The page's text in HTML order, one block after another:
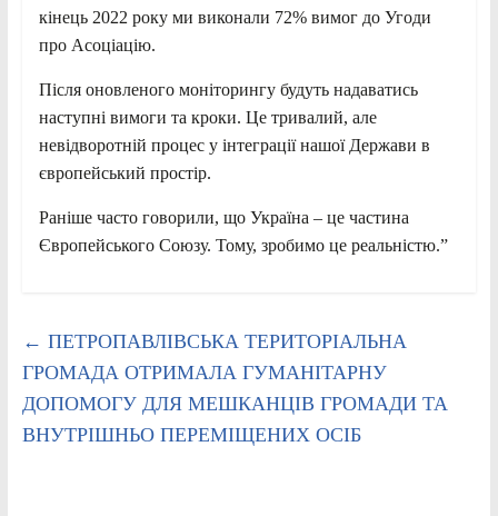
кінець 2022 року ми виконали 72% вимог до Угоди
про Асоціацію.
Після оновленого моніторингу будуть надаватись
наступні вимоги та кроки. Це тривалий, але
невідворотній процес у інтеграції нашої Держави в
європейський простір.
Раніше часто говорили, що Україна – це частина
Європейського Союзу. Тому, зробимо це реальністю.”
← ПЕТРОПАВЛІВСЬКА ТЕРИТОРІАЛЬНА
ГРОМАДА ОТРИМАЛА ГУМАНІТАРНУ
ДОПОМОГУ ДЛЯ МЕШКАНЦІВ ГРОМАДИ ТА
ВНУТРІШНЬО ПЕРЕМІЩЕНИХ ОСІБ